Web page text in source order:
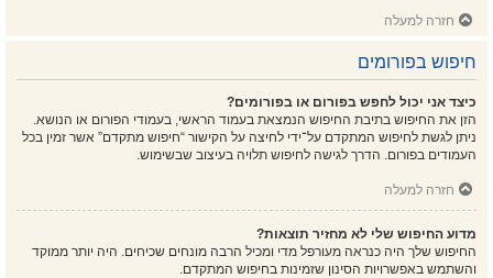
חזרה למעלה
חיפוש בפורומים
כיצד אני יכול לחפש בפורום או בפורומים?
הזן את החיפוש בתיבת החיפוש הנמצאת בעמוד הראשי, בעמודי הפורום או הנושא.
ניתן לגשת לחיפוש המתקדם על־ידי לחיצה על הקישור “חיפוש מתקדם” אשר זמין בכל
העמודים בפורום. הדרך לגישה לחיפוש תלויה בעיצוב שבשימוש.
חזרה למעלה
מדוע החיפוש שלי לא מחזיר תוצאות?
החיפוש שלך היה כנראה מעורפל מדי ומכיל הרבה מונחים שכיחים. היה יותר ממוקד
והשתמש באפשרויות הסינון שזמינות בחיפוש המתקדם.